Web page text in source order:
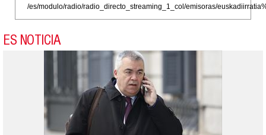
/es/modulo/radio/radio_directo_streaming_1_col/emisoras/
ES NOTICIA